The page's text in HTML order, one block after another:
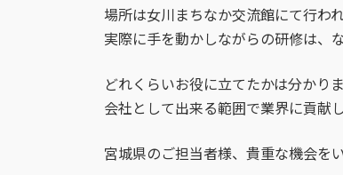
場所は女川まちなか交流館にて行わ
実際に手を動かしながらの研修は、
どれくらいお役に立てたかは分かり
会社として出来る範囲で業界に貢献
宮城県のご担当者様、貴重な機会を